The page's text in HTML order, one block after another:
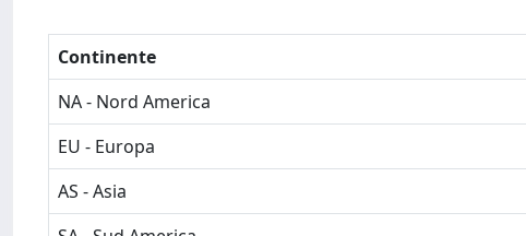
Continente
NA - Nord America
EU - Europa
AS - Asia